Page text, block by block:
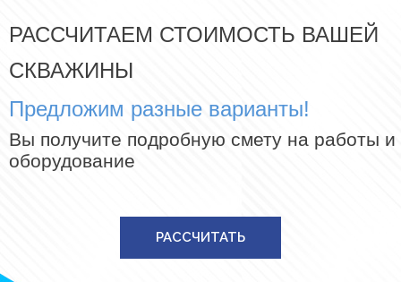
РАССЧИТАЕМ СТОИМОСТЬ ВАШЕЙ
СКВАЖИНЫ
Предложим разные варианты!
Вы получите подробную смету на работы и
оборудование
РАССЧИТАТЬ